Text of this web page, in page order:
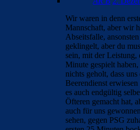
Wir waren in denn
Mannschaft, aber wir
Abseitsfalle,
geklingelt, aber du
sein, mit der
Minute gespielt
nichts geholt, dass
Beerendienst
es auch endgültig
Öfteren gemacht hat,
auch für uns
sehen, gegen PSG